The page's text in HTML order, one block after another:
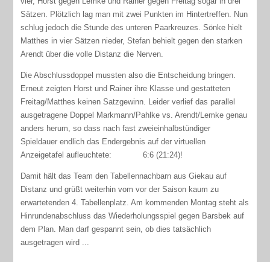
Sätzen. Plötzlich lag man mit zwei Punkten im Hintertreffen. Nun
schlug jedoch die Stunde des unteren Paarkreuzes. Sönke hielt
Matthes in vier Sätzen nieder, Stefan behielt gegen den starken
Arendt über die volle Distanz die Nerven.
Die Abschlussdoppel mussten also die Entscheidung bringen.
Erneut zeigten Horst und Rainer ihre Klasse und gestatteten
Freitag/Matthes keinen Satzgewinn. Leider verlief das parallel
ausgetragene Doppel Markmann/Pahlke vs. Arendt/Lemke genau
anders herum, so dass nach fast zweieinhalbstündiger
Spieldauer endlich das Endergebnis auf der virtuellen
Anzeigetafel aufleuchtete: 6:6 (21:24)!
Damit hält das Team den Tabellennachbarn aus Giekau auf
Distanz und grüßt weiterhin vom vor der Saison kaum zu
erwartetenden 4. Tabellenplatz. Am kommenden Montag steht als
Hinrundenabschluss das Wiederholungsspiel gegen Barsbek auf
dem Plan. Man darf gespannt sein, ob dies tatsächlich
ausgetragen wird ...